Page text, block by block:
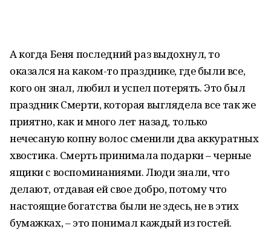
А когда Беня последний раз выдохнул, то
оказался на каком-то празднике, где были все,
кого он знал, любил и успел потерять. Это был
праздник Смерти, которая выглядела все так же
приятно, как и много лет назад, только
нечесаную копну волос сменили два аккуратных
хвостика. Смерть принимала подарки – черные
ящики с воспоминаниями. Люди знали, что
делают, отдавая ей свое добро, потому что
настоящие богатства были не здесь, не в этих
бумажках, – это понимал каждый из гостей.